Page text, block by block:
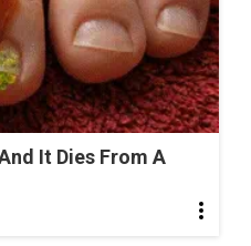
It Dies From A